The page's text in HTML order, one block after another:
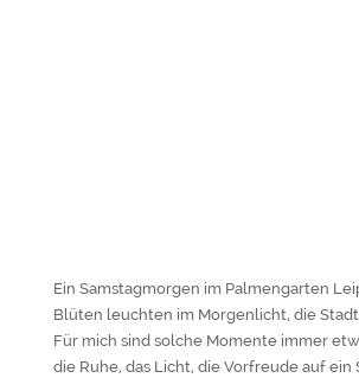
Ein Samstagmorgen im Palmengarten
Blüten leuchten im Morgenlicht, die
Für mich sind solche Momente immer
die Ruhe, das Licht, die Vorfreude auf ein